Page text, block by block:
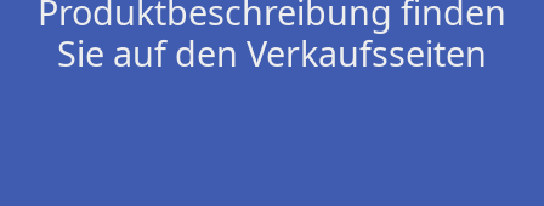
Produktbeschreibung finden
Sie auf den Verkaufsseiten